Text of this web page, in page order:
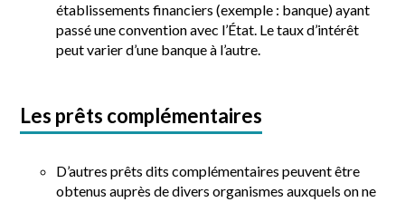
établissements financiers (exemple : banque) ayant
passé une convention avec l’État. Le taux d’intérêt
peut varier d’une banque à l’autre.
Les prêts complémentaires
D’autres prêts dits complémentaires peuvent être
obtenus auprès de divers organismes auxquels on ne